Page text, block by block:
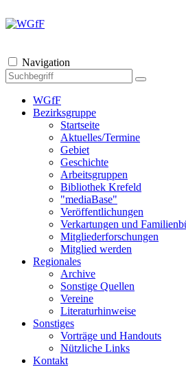
Navigation
WGfF
Bezirksgruppe
Startseite
Aktuelles/Termine
Gebiet
Geschichte
Arbeitsgruppen
Bibliothek Krefeld
"mediaBase"
Veröffentlichungen
Verkartungen und
Mitgliederforschungen
Mitglied werden
Regionales
Archive
Sonstige Quellen
Vereine
Literaturhinweise
Sonstiges
Vorträge und Handouts
Nützliche Links
Kontakt